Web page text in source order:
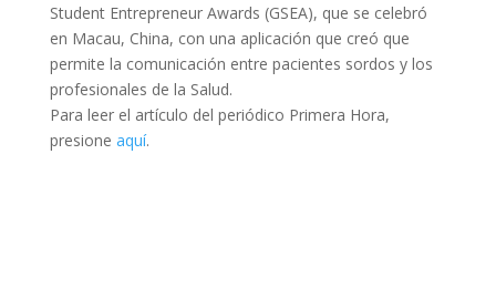
Student Entrepreneur Awards (GSEA), que se celebró
en Macau, China, con una aplicación que creó que
permite la comunicación entre pacientes sordos y los
profesionales de la Salud.
Para leer el artículo del periódico Primera Hora,
presione aquí.